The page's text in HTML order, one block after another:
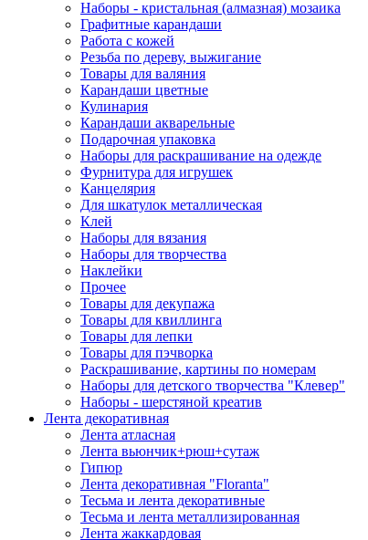
Наборы - кристальная (алмазная) мозаика
Графитные карандаши
Работа с кожей
Резьба по дереву, выжигание
Товары для валяния
Карандаши цветные
Кулинария
Карандаши акварельные
Подарочная упаковка
Наборы для раскрашивание на одежде
Фурнитура для игрушек
Канцелярия
Для шкатулок металлическая
Клей
Наборы для вязания
Наборы для творчества
Наклейки
Прочее
Товары для декупажа
Товары для квиллинга
Товары для лепки
Товары для пэчворка
Раскрашивание, картины по номерам
Наборы для детского творчества "Клевер"
Наборы - шерстяной креатив
Лента декоративная
Лента атласная
Лента вьюнчик+рюш+сутаж
Гипюр
Лента декоративная "Floranta"
Тесьма и лента декоративные
Тесьма и лента металлизированная
Лента жаккардовая